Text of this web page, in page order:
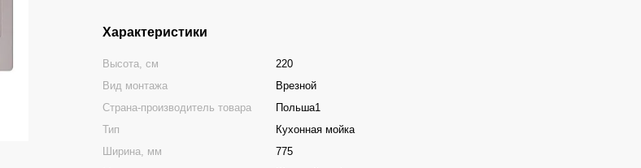
Характеристики
Высота, см
220
Вид монтажа
Врезной
Страна-производитель товара
Польша1
Тип
Кухонная мойка
Ширина, мм
775